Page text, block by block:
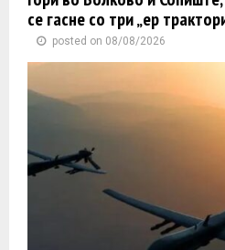
се гасне со три „ер
posted on 08/08/2026